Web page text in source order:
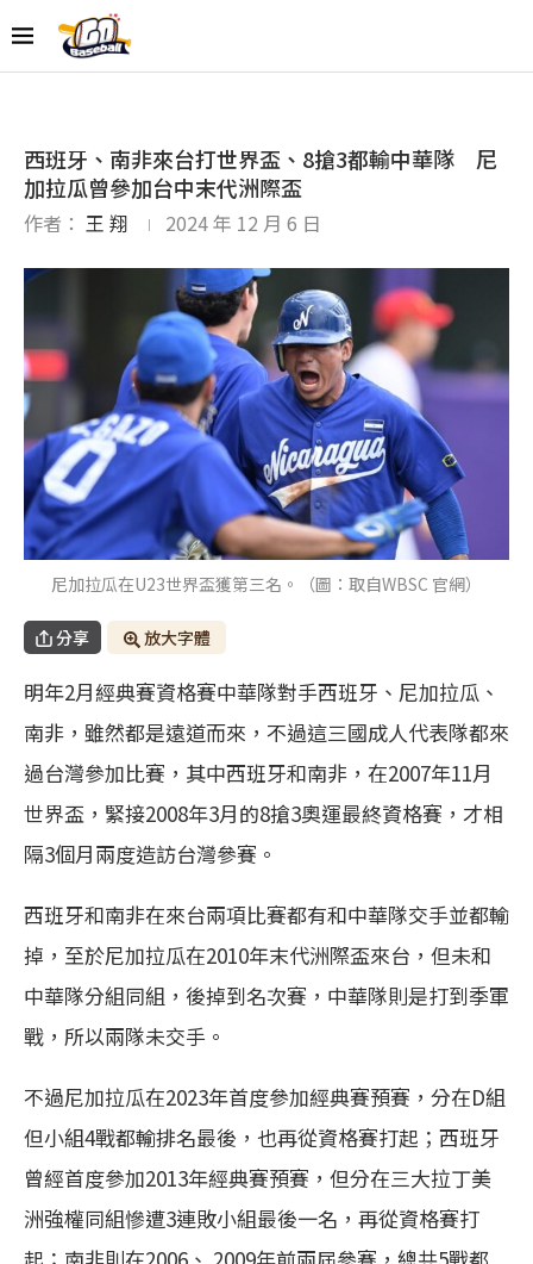
西班牙、南非來台打世界盃、8搶3都輸中華隊 尼
加拉瓜曾參加台中末代洲際盃
作者： 王 翔 2024 年 12 月 6 日
尼加拉瓜在U23世界盃獲第三名。（圖：取自WBSC 官網）
分享 放大字體
明年2月經典賽資格賽中華隊對手西班牙、尼加拉瓜、
南非，雖然都是遠道而來，不過這三國成人代表隊都來
過台灣參加比賽，其中西班牙和南非，在2007年11月
世界盃，緊接2008年3月的8搶3奧運最終資格賽，才相
隔3個月兩度造訪台灣參賽。
西班牙和南非在來台兩項比賽都有和中華隊交手並都輸
掉，至於尼加拉瓜在2010年末代洲際盃來台，但未和
中華隊分組同組，後掉到名次賽，中華隊則是打到季軍
戰，所以兩隊未交手。
不過尼加拉瓜在2023年首度參加經典賽預賽，分在D組
但小組4戰都輸排名最後，也再從資格賽打起；西班牙
曾經首度參加2013年經典賽預賽，但分在三大拉丁美
洲強權同組慘遭3連敗小組最後一名，再從資格賽打